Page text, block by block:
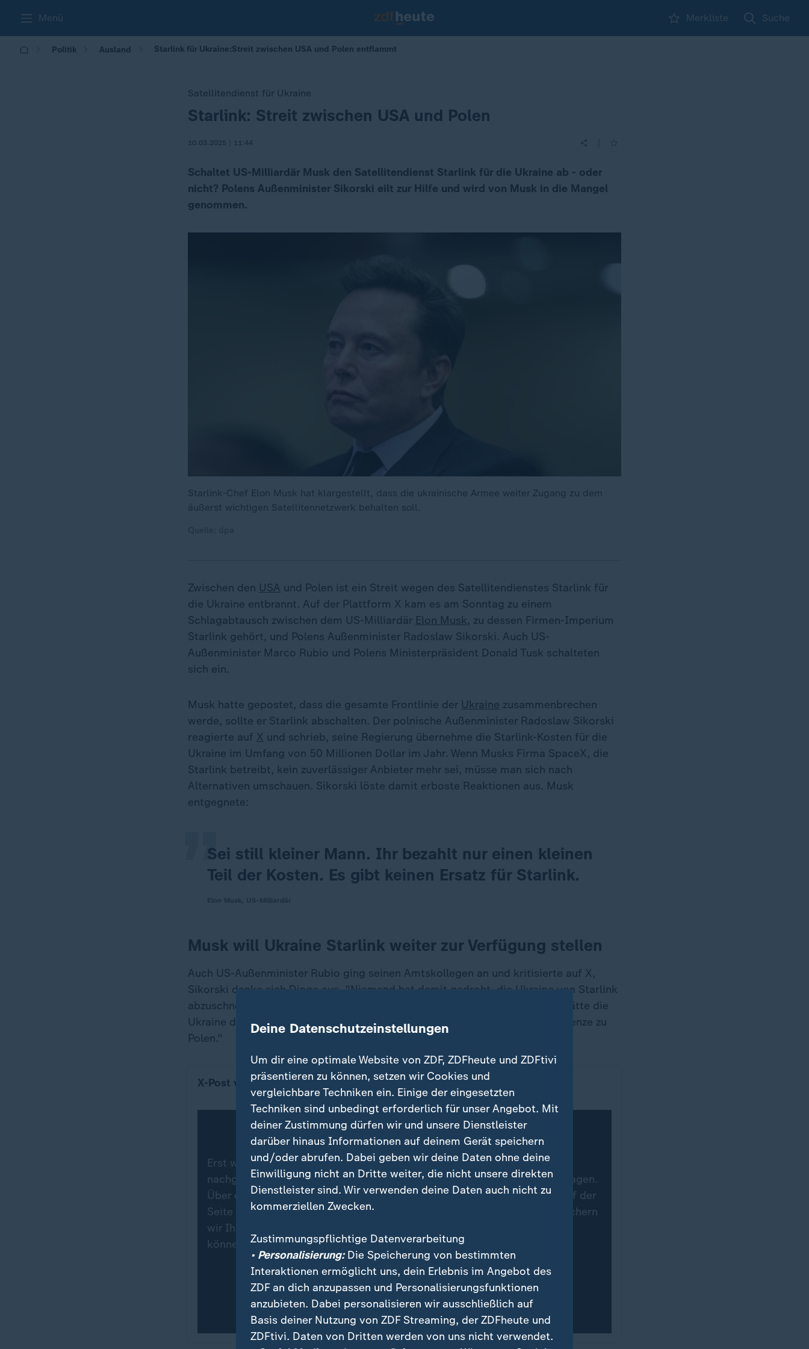
Menü Merkliste Suche
Politik Ausland Starlink für Ukraine:Streit zwischen USA und Polen entflammt
Satellitendienst für Ukraine
:
Starlink: Streit zwischen USA und Polen
10.03.2025 | 11:44
Schaltet US-Milliardär Musk den Satellitendienst Starlink für die Ukraine ab - oder
nicht? Polens Außenminister Sikorski eilt zur Hilfe und wird von Musk in die Mangel
genommen.
Starlink-Chef Elon Musk hat klargestellt, dass die ukrainische Armee weiter Zugang zu dem
äußerst wichtigen Satellitennetzwerk behalten soll.
Zwischen den USA und Polen ist ein Streit wegen des Satellitendienstes Starlink für
die Ukraine entbrannt. Auf der Plattform X kam es am Sonntag zu einem
Schlagabtausch zwischen dem US-Milliardär Elon Musk, zu dessen Firmen-Imperium
Starlink gehört, und Polens Außenminister Radoslaw Sikorski. Auch US-
Außenminister Marco Rubio und Polens Ministerpräsident Donald Tusk schalteten
sich ein.
Musk hatte gepostet, dass die gesamte Frontlinie der Ukraine zusammenbrechen
werde, sollte er Starlink abschalten. Der polnische Außenminister Radoslaw Sikorski
reagierte auf X und schrieb, seine Regierung übernehme die Starlink-Kosten für die
Ukraine im Umfang von 50 Millionen Dollar im Jahr. Wenn Musks Firma SpaceX, die
Starlink betreibt, kein zuverlässiger Anbieter mehr sei, müsse man sich nach
Alternativen umschauen. Sikorski löste damit erboste Reaktionen aus. Musk
entgegnete:
Sei still kleiner Mann. Ihr bezahlt nur einen kleinen
Teil der Kosten. Es gibt keinen Ersatz für Starlink.
„
Musk will Ukraine Starlink weiter zur Verfügung stellen
Auch US-Außenminister Rubio ging seinen Amtskollegen an und kritisierte auf X,
Sikorski denke sich Dinge aus. "Niemand hat damit gedroht, die Ukraine von Starlink
abzuschneiden", schrieb Rubio. "Und sagen Sie danke, denn ohne Starlink hätte die
Ukraine diesen Krieg längst verloren und die Russen stünden jetzt an der Grenze zu
Polen."
X-Post von Marco Rubio
Ein Klick für den Datenschutz
Erst wenn Sie hier klicken, werden Bilder und andere Daten von X
nachgeladen. Ihre IP-Adresse wird dabei an externe Server von X übertragen.
Über den Datenschutz dieses Social Media-Anbieters können Sie sich auf der
Seite von X informieren. Um Ihre künftigen Besuche zu erleichtern, speichern
wir Ihre Zustimmung in den
können Sie im Bereich „Meine News“ jederzeit widerrufen.
X-Inhalte anzeigen
Datenschutzeinstellungen anpassen
Deine Datenschutzeinstellungen
Um dir eine optimale Website von ZDF, ZDFheute und ZDFtivi
präsentieren zu können, setzen wir Cookies und
vergleichbare Techniken ein. Einige der eingesetzten
Techniken sind unbedingt erforderlich für unser Angebot. Mit
deiner Zustimmung dürfen wir und unsere Dienstleister
darüber hinaus Informationen auf deinem Gerät speichern
und/oder abrufen. Dabei geben wir deine Daten ohne deine
Einwilligung nicht an Dritte weiter, die nicht unsere direkten
Dienstleister sind. Wir verwenden deine Daten auch nicht zu
kommerziellen Zwecken.
Zustimmungspflichtige Datenverarbeitung
• Personalisierung:Die Speicherung von bestimmten
Interaktionen ermöglicht uns, dein Erlebnis im Angebot des
ZDF an dich anzupassen und Personalisierungsfunktionen
anzubieten. Dabei personalisieren wir ausschließlich auf
Basis deiner Nutzung von ZDF Streaming, der ZDFheute und
ZDFtivi. Daten von Dritten werden von uns nicht verwendet.